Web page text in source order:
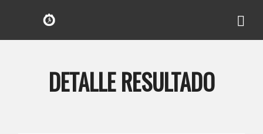
DETALLE RESULTADO